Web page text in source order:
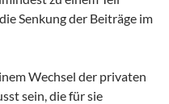
Senkung der Beiträge im
Wechsel der privaten
sein, die für sie